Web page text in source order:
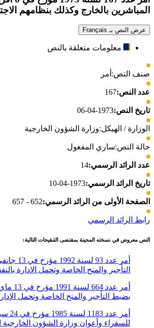
المباشرين بالخارج وكذلك بنظامهم
عرض النص بـ Français
معلومات متعلقة بالنص
صنف النص: أمر
عدد النص:167
تاريخ النص:1973-04-06
الوزارة / الهيكل:وزارة الشؤون الخارجية
حالة النص:ساري المفعول
عدد الرائد الرسمي:14
تاريخ الرائد الرسمي:1973-04-10
الصفحة الأولى من الرائد الرسمي:652 - 657
رابط الرائد الرسمي
النص معروض في نسخته المحينة بمقتضى التنقيحات التالية:
التأجير والمنح الخاصة وتحمل الإدارة
بضبط التأجير والمنح الخاصة وتحمل
للسفراء وأعوان وزارة الشؤون الخارجية